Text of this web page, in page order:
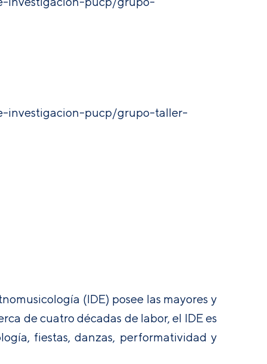
investigacion-pucp/grupo-taller-
(IDE) posee las mayores y
de cuatro décadas de labor, el IDE es
fiestas, danzas, performatividad y